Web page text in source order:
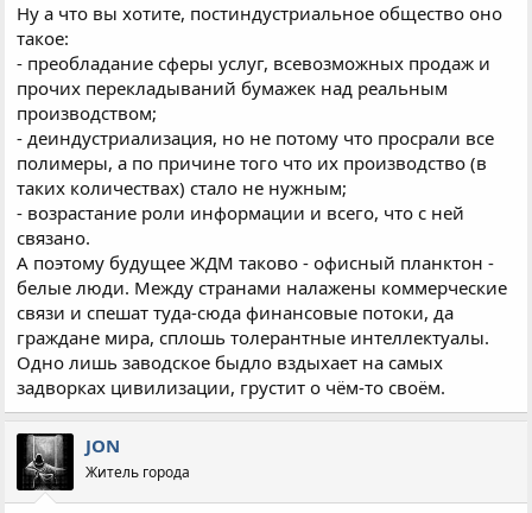
Ну а что вы хотите, постиндустриальное общество оно
такое:
- преобладание сферы услуг, всевозможных продаж и
прочих перекладываний бумажек над реальным
производством;
- деиндустриализация, но не потому что просрали все
полимеры, а по причине того что их производство (в
таких количествах) стало не нужным;
- возрастание роли информации и всего, что с ней
связано.
А поэтому будущее ЖДМ таково - офисный планктон -
белые люди. Между странами налажены коммерческие
связи и спешат туда-сюда финансовые потоки, да
граждане мира, сплошь толерантные интеллектуалы.
Одно лишь заводское быдло вздыхает на самых
задворках цивилизации, грустит о чём-то своём.
JON
Житель города